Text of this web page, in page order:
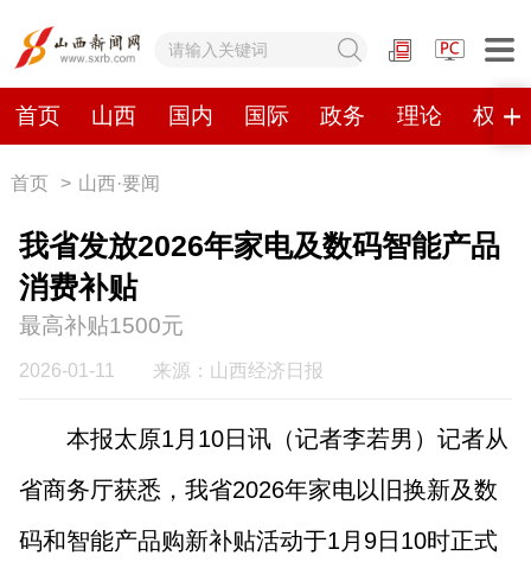
首页 山西 国内 国际 政务 理论 权威
网站地图
首页
政务 理论 权威发布 原创
视频 山西视觉志
数字报刊
山西日报 山西晚报 山西经济日报 山西农民报
山西市场导报 山西法治报
首页 > 山西·要闻
我省发放2026年家电及数码智能产品
消费补贴
最高补贴1500元
2026-01-11 来源：山西经济日报
本报太原1月10日讯（记者李若男）记者从
省商务厅获悉，我省2026年家电以旧换新及数
码和智能产品购新补贴活动于1月9日10时正式